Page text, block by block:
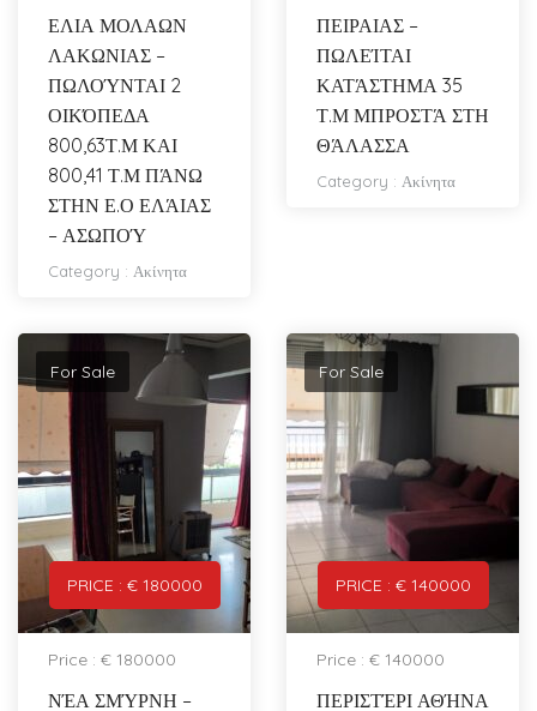
ΕΛΙΑ ΜΟΛΑΩΝ
ΛΑΚΩΝΙΑΣ –
ΠΩΛΟΎΝΤΑΙ 2
ΟΙΚΌΠΕΔΑ
800,63Τ.Μ ΚΑΙ
800,41 Τ.Μ ΠΆΝΩ
ΣΤΗΝ Ε.Ο ΕΛΆΙΑΣ
– ΑΣΩΠΟΎ
Category : Ακίνητα
ΠΕΙΡΑΙΑΣ –
ΠΩΛΕΊΤΑΙ
ΚΑΤΆΣΤΗΜΑ 35
Τ.Μ ΜΠΡΟΣΤΆ ΣΤΗ
ΘΆΛΑΣΣΑ
Category : Ακίνητα
PRICE : € 180000
For Sale
Price : € 180000
ΝΈΑ ΣΜΎΡΝΗ –
PRICE : € 140000
For Sale
Price : € 140000
ΠΕΡΙΣΤΈΡΙ ΑΘΉΝΑ